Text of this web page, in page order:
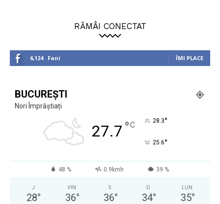
RĂMÂI CONECTAT
6,124 Fani ÎMI PLACE
BUCUREȘTI
Nori Împrăștiați
27.7 °C 28.3°
25.6°
48 % 0.9kmh 39 %
J
28°
VIN
36°
S
36°
D
34°
LUN
35°